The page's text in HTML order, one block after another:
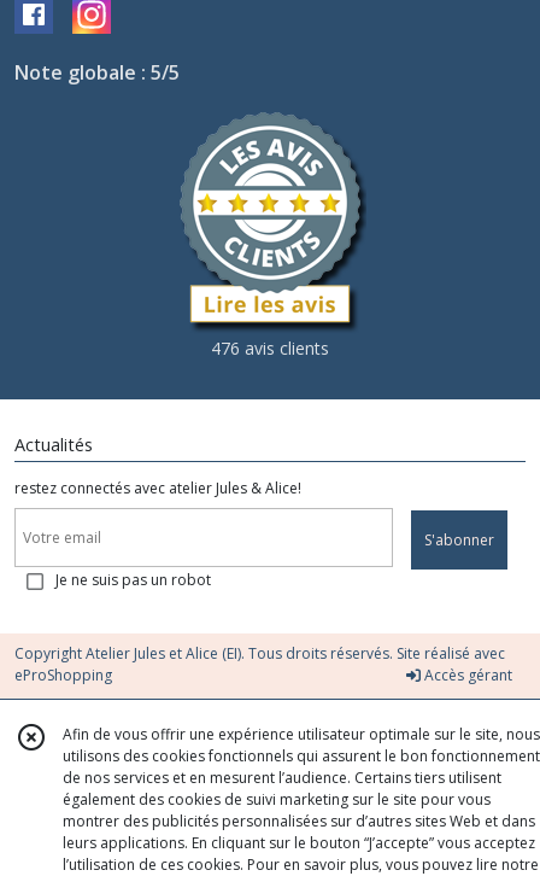
Note globale : 5/5
476 avis clients
Actualités
restez connectés avec atelier Jules & Alice!
S'abonner
Je ne suis pas un robot
Copyright Atelier Jules et Alice (EI). Tous droits réservés. Site réalisé avec
eProShopping
Accès gérant
Afin de vous offrir une expérience utilisateur optimale sur le site, nous
utilisons des cookies fonctionnels qui assurent le bon fonctionnement
de nos services et en mesurent l’audience. Certains tiers utilisent
également des cookies de suivi marketing sur le site pour vous
montrer des publicités personnalisées sur d’autres sites Web et dans
leurs applications. En cliquant sur le bouton “J’accepte” vous acceptez
l’utilisation de ces cookies. Pour en savoir plus, vous pouvez lire notre